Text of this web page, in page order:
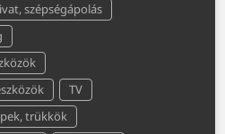
szépségápolás
TV
trükkök